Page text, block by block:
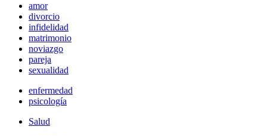
amor
divorcio
infidelidad
matrimonio
noviazgo
pareja
sexualidad
enfermedad
psicología
Salud